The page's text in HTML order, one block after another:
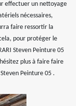
effectuer un nettoyage
nécessaires,
faire ressortir la
pour protéger le
Steven Peinture 05
plus à faire faire
Peinture 05 .